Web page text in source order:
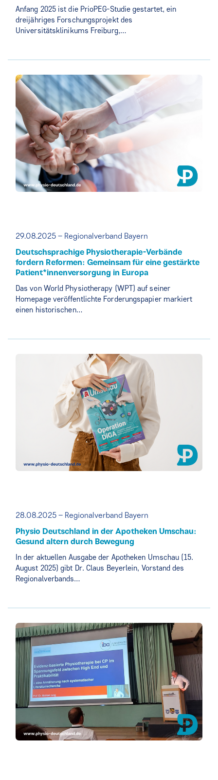
Anfang 2025 ist die PrioPEG-Studie gestartet, ein
dreijähriges Forschungsprojekt des
Universitätsklinikums Freiburg,…
29.08.2025 – Regionalverband Bayern
Deutschsprachige Physiotherapie-Verbände
fordern Reformen: Gemeinsam für eine gestärkte
Patient*innenversorgung in Europa
Das von World Physiotherapy (WPT) auf seiner
Homepage veröffentlichte Forderungspapier markiert
einen historischen…
28.08.2025 – Regionalverband Bayern
Physio Deutschland in der Apotheken Umschau:
Gesund altern durch Bewegung
In der aktuellen Ausgabe der Apotheken Umschau (15.
August 2025) gibt Dr. Claus Beyerlein, Vorstand des
Regionalverbands…